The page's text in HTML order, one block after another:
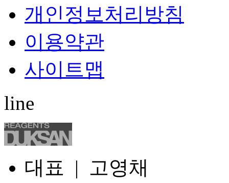
개인정보처리방침
이용약관
사이트맵
line
대표 | 고영채